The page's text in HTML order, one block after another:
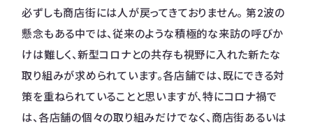
必ずしも商店街には人が戻ってきておりません。 第2波の
懸念もある中では、従来のような積極的な来訪の呼びか
けは難しく、新型コロナとの共存も視野に入れた新たな
取り組みが求められています。各店舗では、既にできる対
策を重ねられていることと思いますが、特にコロナ禍で
は、各店舗の個々の取り組みだけでなく、商店街あるいは